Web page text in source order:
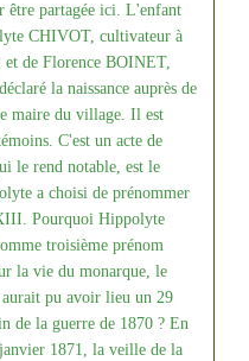
être partagée ici. L'enfant
CHIVOT, cultivateur à
et de Florence BOINET,
la naissance auprès de
maire du village. Il est
C'est un acte de
le rend notable, est le
a choisi de prénommer
Pourquoi Hippolyte
troisième prénom
la vie du monarque, le
pu avoir lieu un 29
de la guerre de 1870 ? En
1871, la veille de la